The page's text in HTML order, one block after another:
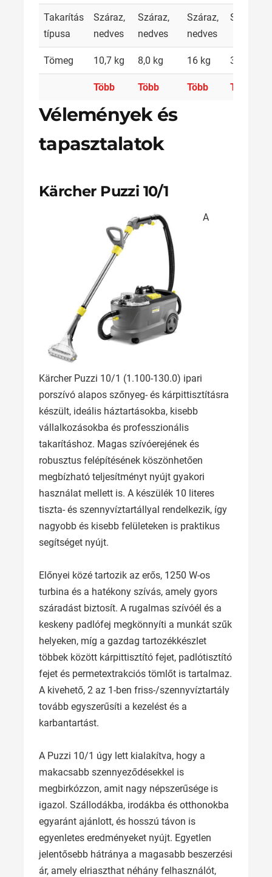
Takarítás
típusa
Száraz,
nedves
Száraz,
nedves
Száraz,
nedves
Száraz
Tömeg 10,7 kg 8,0 kg 16 kg 3,5 kg
Több Több Több Több
Vélemények és
tapasztalatok
Kärcher Puzzi 10/1
A
Kärcher Puzzi 10/1 (1.100-130.0) ipari
porszívó alapos szőnyeg- és kárpittisztításra
készült, ideális háztartásokba, kisebb
vállalkozásokba és professzionális
takarításhoz. Magas szívóerejének és
robusztus felépítésének köszönhetően
megbízható teljesítményt nyújt gyakori
használat mellett is. A készülék 10 literes
tiszta- és szennyvíztartállyal rendelkezik, így
nagyobb és kisebb felületeken is praktikus
segítséget nyújt.
Előnyei közé tartozik az erős, 1250 W-os
turbina és a hatékony szívás, amely gyors
száradást biztosít. A rugalmas szívóél és a
keskeny padlófej megkönnyíti a munkát szűk
helyeken, míg a gazdag tartozékkészlet
többek között kárpittisztító fejet, padlótisztító
fejet és permetextrakciós tömlőt is tartalmaz.
A kivehető, 2 az 1-ben friss-/szennyvíztartály
tovább egyszerűsíti a kezelést és a
karbantartást.
A Puzzi 10/1 úgy lett kialakítva, hogy a
makacsabb szennyeződésekkel is
megbirkózzon, amit nagy népszerűsége is
igazol. Szállodákba, irodákba és otthonokba
egyaránt ajánlott, és hosszú távon is
egyenletes eredményeket nyújt. Egyetlen
jelentősebb hátránya a magasabb beszerzési
ár, amely elriaszthat néhány felhasználót,